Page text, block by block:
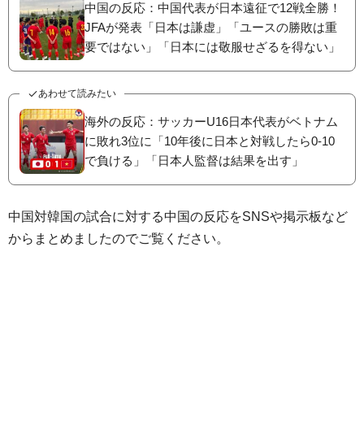
中国の反応：中国代表が日本遠征で12戦全勝！
JFAが発表「日本は謙虚」「ユースの勝敗は重
要ではない」「日本には敬服せざるを得ない」
あわせて読みたい
海外の反応：サッカーU16日本代表がベトナム
に敗れ3位に「10年後に日本と対戦したら0-10
で負ける」「日本人監督は結果を出す」
中国対韓国の試合に対する中国の反応をSNSや掲示板など
からまとめましたのでご覧ください。